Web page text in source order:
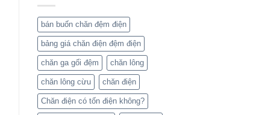
bán buốn chăn đệm điện
bảng giá chăn điện đệm điện
chăn ga gối đệm chăn lông
chăn lông cừu chăn điện
Chăn điện có tốn điện không?